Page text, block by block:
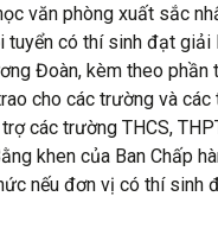
văn phòng xuất sắc
tuyển có thí sinh đạt giải
Đoàn, kèm theo
cho các trường và các
các trường THCS,
khen của Ban Chấp
nếu đơn vị có thí sinh